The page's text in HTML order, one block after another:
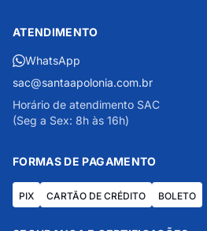
ATENDIMENTO
WhatsApp
sac@santaapolonia.com.br
Horário de atendimento SAC
(Seg a Sex: 8h às 16h)
FORMAS DE PAGAMENTO
PIX CARTÃO DE CRÉDITO BOLETO